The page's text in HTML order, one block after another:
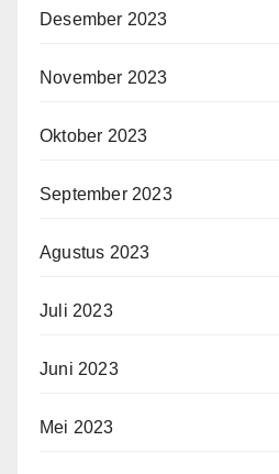
Desember 2023
November 2023
Oktober 2023
September 2023
Agustus 2023
Juli 2023
Juni 2023
Mei 2023